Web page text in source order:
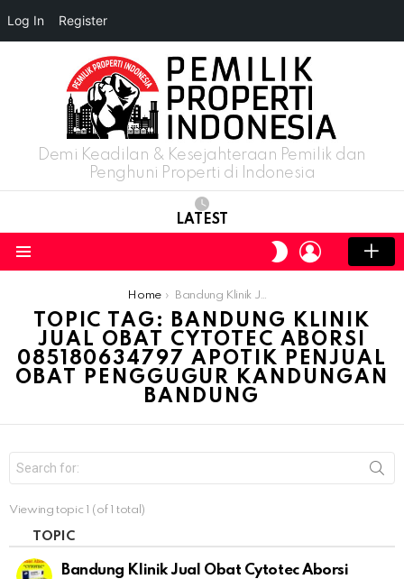
Demi Keadilan & Kesejahteraan Pemilik dan
Penghuni Properti di Indonesia
LATEST
SWITCH
SKIN
LOGIN
Home Bandung Klinik Jual Obat Cytotec Aborsi 085180634797 Apotik Penjual Obat Penggugur Kandungan Bandung
TOPIC TAG: BANDUNG KLINIK
JUAL OBAT CYTOTEC ABORSI
085180634797 APOTIK PENJUAL
OBAT PENGGUGUR KANDUNGAN
BANDUNG
a
c
f
Viewing topic 1 (of 1 total)
TOPIC
Bandung Klinik Jual Obat Cytotec Aborsi
Log In Register